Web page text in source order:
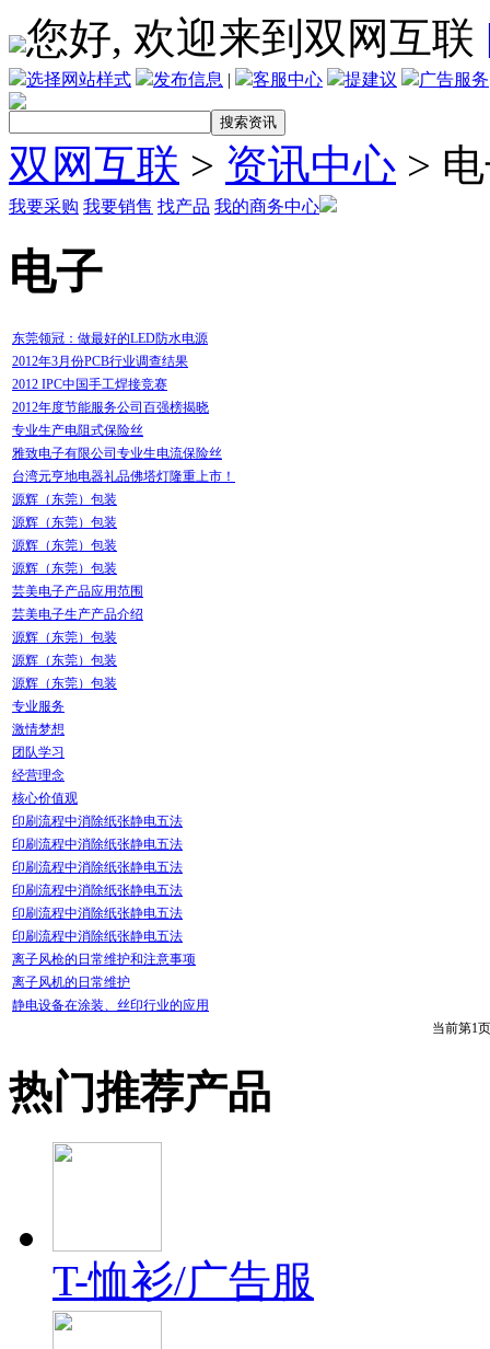
您好, 欢迎来到双网互联
选择网站样式 发布信息 | 客服中心 提建议 广告服务
双网互联 > 资讯中心 >
我要采购 我要销售 找产品 我的商务中心
电子
东莞领冠：做最好的LED防水电源
2012年3月份PCB行业调查结果
2012 IPC中国手工焊接竞赛
2012年度节能服务公司百强榜揭晓
专业生产电阻式保险丝
雅致电子有限公司专业生电流保险丝
台湾元亨地电器礼品佛塔灯隆重上市！
源辉（东莞）包装
源辉（东莞）包装
源辉（东莞）包装
源辉（东莞）包装
芸美电子产品应用范围
芸美电子生产产品介绍
源辉（东莞）包装
源辉（东莞）包装
源辉（东莞）包装
专业服务
激情梦想
团队学习
经营理念
核心价值观
印刷流程中消除纸张静电五法
印刷流程中消除纸张静电五法
印刷流程中消除纸张静电五法
印刷流程中消除纸张静电五法
印刷流程中消除纸张静电五法
印刷流程中消除纸张静电五法
离子风枪的日常维护和注意事项
离子风机的日常维护
静电设备在涂装、丝印行业的应用
当前第1
热门推荐产品
T-恤衫/广告服